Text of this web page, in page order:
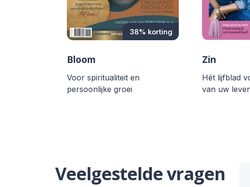
38% korting
Bloom
Voor spiritualiteit en
persoonlijke groei
Zin
Hét lijfblad
van uw
Veelgestelde vragen